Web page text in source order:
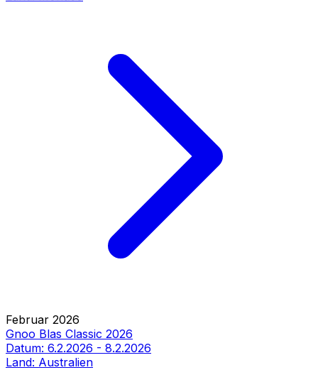
Februar 2026
Gnoo Blas Classic 2026
Datum: 6.2.2026 - 8.2.2026
Land: Australien